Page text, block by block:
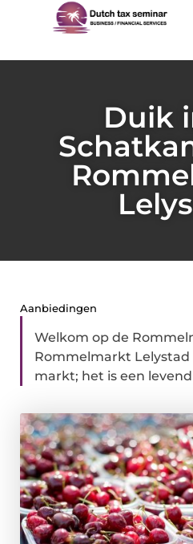
Duik
Aanbiedingen
Welkom op de
Rommelmarkt Lelystad
markt; het is een